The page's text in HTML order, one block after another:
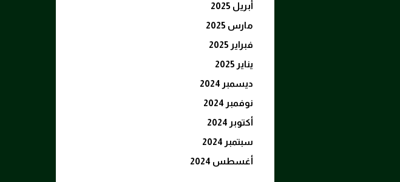
أبريل 2025
مارس 2025
فبراير 2025
يناير 2025
ديسمبر 2024
نوفمبر 2024
أكتوبر 2024
سبتمبر 2024
أغسطس 2024